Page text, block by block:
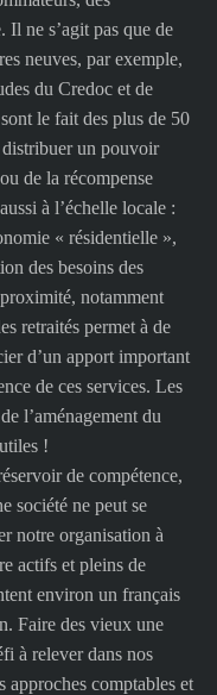
Il ne s’agit pas que de
neuves, par exemple,
du Credoc et de
le fait des plus de 50
distribuer un pouvoir
de la récompense
à l’échelle locale :
« résidentielle »,
des besoins des
notamment
retraités permet à de
d’un apport important
de ces services. Les
l’aménagement du
!
de compétence,
société ne peut se
notre organisation à
actifs et pleins de
environ un français
Faire des vieux une
à relever dans nos
approches comptables et